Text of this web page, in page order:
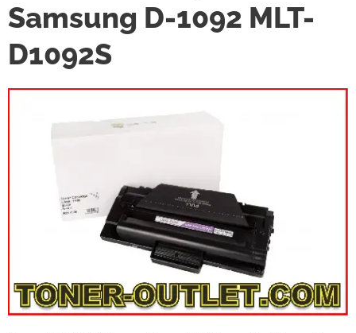
Samsung D-1092 MLT-
D1092S